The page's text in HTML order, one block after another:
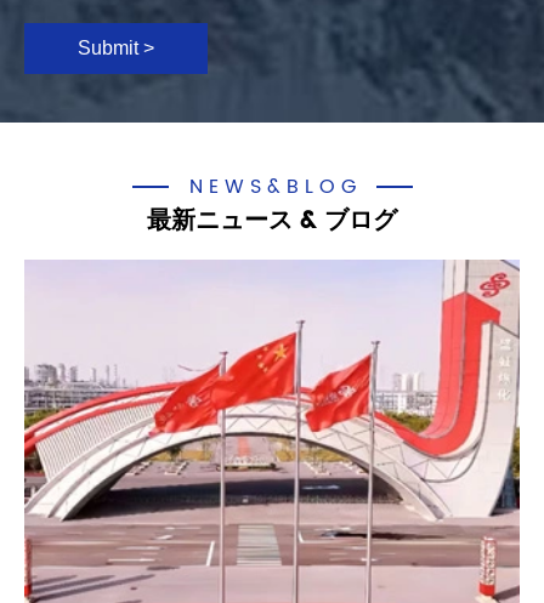
Submit >
NEWS&BLOG
最新ニュース & ブログ